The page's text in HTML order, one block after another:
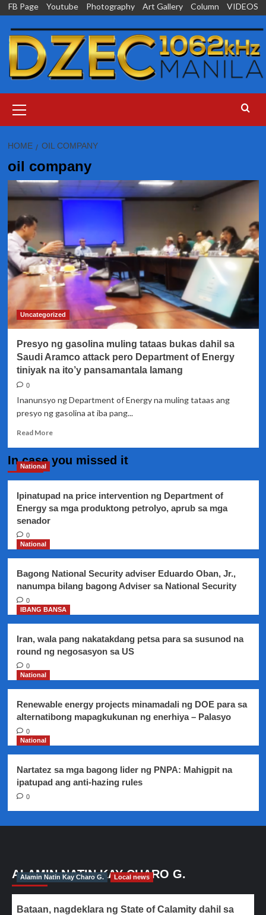
Skip
content
FB Page Youtube Photography Art Gallery Column VIDEOS
Menu
HOME OIL COMPANY
oil company
Uncategorized
Presyo ng gasolina muling tataas bukas dahil sa
Saudi Aramco attack pero Department of Energy
tiniyak na ito’y pansamantala lamang
0
Inanunsyo ng Department of Energy na muling tataas ang
presyo ng gasolina at iba pang...
Read MoreRead
Presyo
muling
tataas
attack
pero
of
Energy
na
ito’y
lamang
In case you missed it
National
Ipinatupad na price intervention ng Department of
Energy sa mga produktong petrolyo, aprub sa mga
senador
0
National
Bagong National Security adviser Eduardo Oban, Jr.,
nanumpa bilang bagong Adviser sa National Security
0
IBANG BANSA
Iran, wala pang nakatakdang petsa para sa susunod na
round ng negosasyon sa US
0
National
Renewable energy projects minamadali ng DOE para sa
alternatibong mapagkukunan ng enerhiya – Palasyo
0
National
Nartatez sa mga bagong lider ng PNPA: Mahigpit na
ipatupad ang anti-hazing rules
0
ALAMIN NATIN KAY CHARO G.
Alamin Natin Kay Charo G. Local news
Bataan, nagdeklara ng State of Calamity dahil sa